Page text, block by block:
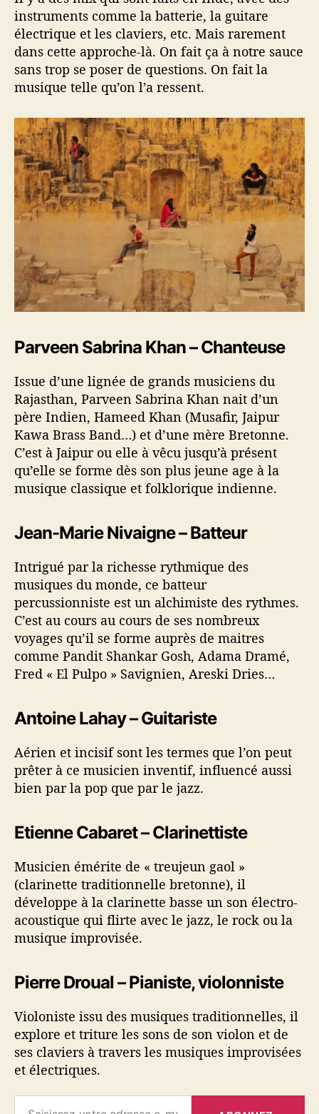
instruments comme la batterie, la guitare
électrique et les claviers, etc. Mais rarement
dans cette approche-là. On fait ça à notre sauce
sans trop se poser de questions. On fait la
musique telle qu’on l’a ressent.
Parveen Sabrina Khan – Chanteuse
Issue d’une lignée de grands musiciens du
Rajasthan, Parveen Sabrina Khan nait d’un
père Indien, Hameed Khan (Musafir, Jaipur
Kawa Brass Band…) et d’une mère Bretonne.
C’est à Jaipur ou elle à vêcu jusqu’à présent
qu’elle se forme dès son plus jeune age à la
musique classique et folklorique indienne.
Jean-Marie Nivaigne – Batteur
Intrigué par la richesse rythmique des
musiques du monde, ce batteur
percussionniste est un alchimiste des rythmes.
C’est au cours au cours de ses nombreux
voyages qu’il se forme auprès de maitres
comme Pandit Shankar Gosh, Adama Dramé,
Fred « El Pulpo » Savignien, Areski Dries…
Antoine Lahay – Guitariste
Aérien et incisif sont les termes que l’on peut
prêter à ce musicien inventif, influencé aussi
bien par la pop que par le jazz.
Etienne Cabaret – Clarinettiste
Musicien émérite de « treujeun gaol »
(clarinette traditionnelle bretonne), il
développe à la clarinette basse un son électro-
acoustique qui flirte avec le jazz, le rock ou la
musique improvisée.
Pierre Droual – Pianiste, violonniste
Violoniste issu des musiques traditionnelles, il
explore et triture les sons de son violon et de
ses claviers à travers les musiques improvisées
et électriques.
Saisissez votre adresse e-mail…